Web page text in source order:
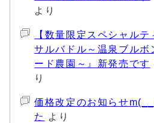
より
【数量限定スペシャル
サルバドル～温泉ブルボ
ード農園～』新発売です
り
価格改定のお知らせ
た
より